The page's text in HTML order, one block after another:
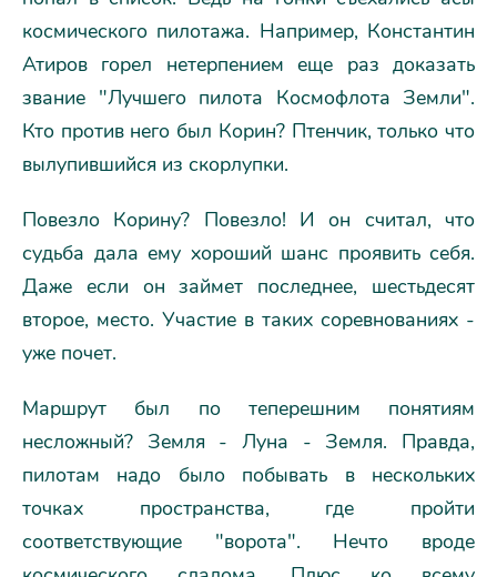
космического пилотажа. Например, Константин
Атиров горел нетерпением еще раз доказать
звание "Лучшего пилота Космофлота Земли".
Кто против него был Корин? Птенчик, только что
вылупившийся из скорлупки.
Повезло Корину? Повезло! И он считал, что
судьба дала ему хороший шанс проявить себя.
Даже если он займет последнее, шестьдесят
второе, место. Участие в таких соревнованиях -
уже почет.
Маршрут был по теперешним понятиям
несложный? Земля - Луна - Земля. Правда,
пилотам надо было побывать в нескольких
точках пространства, где пройти
соответствующие "ворота". Нечто вроде